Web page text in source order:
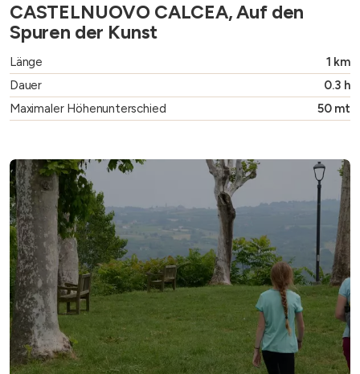
CASTELNUOVO CALCEA, Auf den
Spuren der Kunst
Länge
1 km
Dauer
0.3 h
Maximaler Höhenunterschied
50 mt